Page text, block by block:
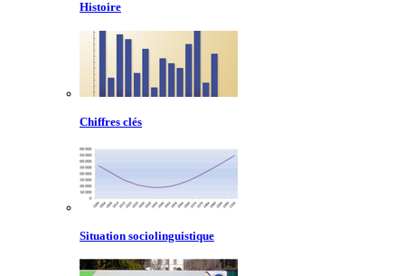
Histoire
Chiffres clés
Situation sociolinguistique